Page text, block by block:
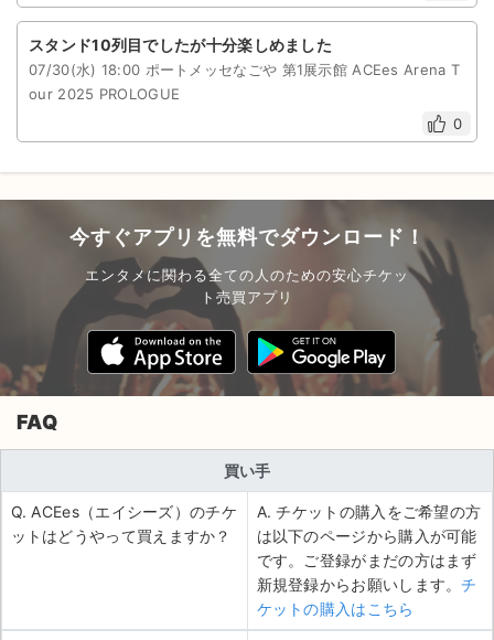
スタンド10列目でしたが十分楽しめました
07/30(水) 18:00 ポートメッセなごや 第1展示館 ACEes Arena T
our 2025 PROLOGUE
0
今すぐアプリを無料でダウンロード！
エンタメに関わる全ての人のための安心チケッ
ト売買アプリ
FAQ
買い手
Q. ACEes（エイシーズ）のチケ
ットはどうやって買えますか？
A. チケットの購入をご希望の方
は以下のページから購入が可能
です。ご登録がまだの方はまず
新規登録からお願いします。チ
ケットの購入はこちら